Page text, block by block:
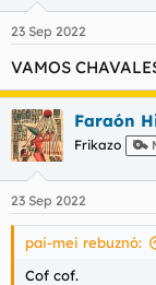
e
:
23 Sep 2022
VAMOS
Faraón
Frikazo
23 Sep 2022
pai-mei rebuznó:
Cof cof.